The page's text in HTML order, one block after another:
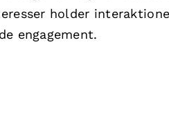
holder
engagement.